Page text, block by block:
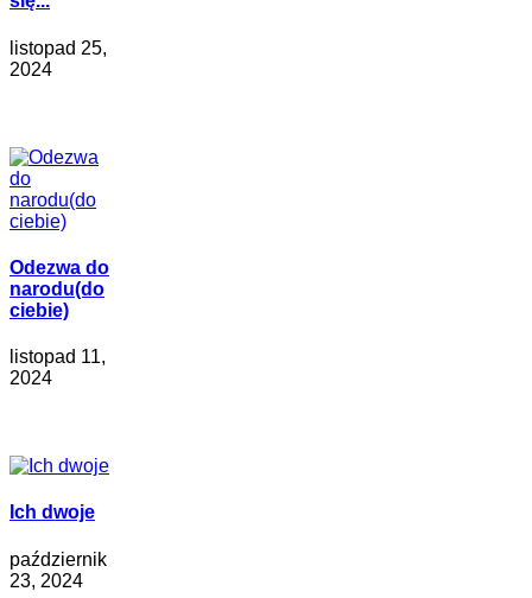
listopad 25,
2024
Odezwa do
narodu(do
ciebie)
listopad 11,
2024
Ich dwoje
październik
23, 2024